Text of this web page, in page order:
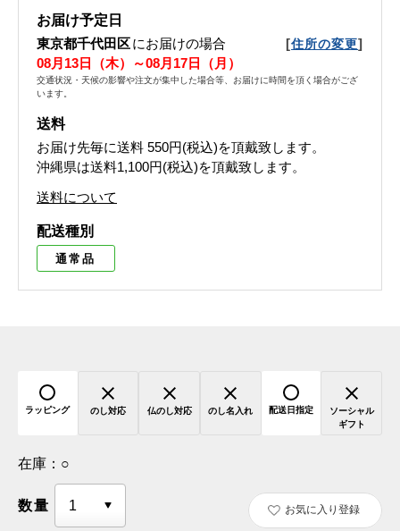
お届け予定日
東京都千代田区にお届けの場合 [住所の変更]
08月13日（木）～08月17日（月）
交通状況・天候の影響や注文が集中した場合等、お届けに時間を頂く場合がござ
います。
送料
お届け先毎に送料 550円(税込)を頂戴致します。
沖縄県は送料1,100円(税込)を頂戴致します。
送料について
配送種別
通常品
ラッピング のし対応 仏のし対応 のし名入れ 配送日指定
ソーシャル
ギフト
在庫： ○
数量 お気に入り登録